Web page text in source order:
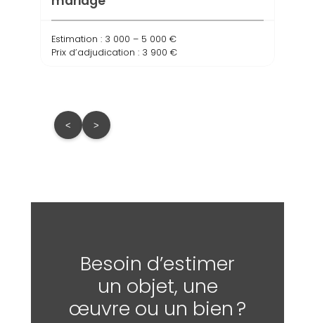
Estimation : 3 000 – 5 000 €
Prix d’adjudication : 3 900 €
< >
Besoin d’estimer
un objet, une
œuvre ou un bien ?